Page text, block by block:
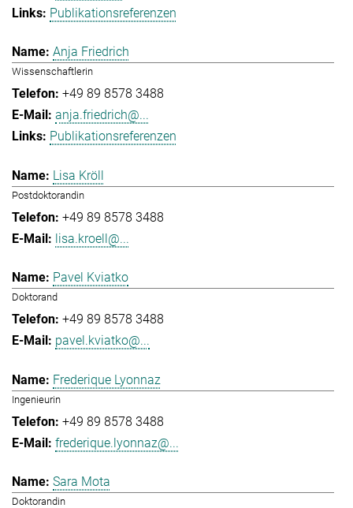
Publikationsreferenzen
Anja Friedrich
Wissenschaftlerin
+49 89 8578 3488
anja.friedrich@...
Publikationsreferenzen
Lisa Kröll
Postdoktorandin
+49 89 8578 3488
lisa.kroell@...
Pavel Kviatko
Doktorand
+49 89 8578 3488
pavel.kviatko@...
Frederique Lyonnaz
Ingenieurin
+49 89 8578 3488
frederique.lyonnaz@...
Sara Mota
Doktorandin